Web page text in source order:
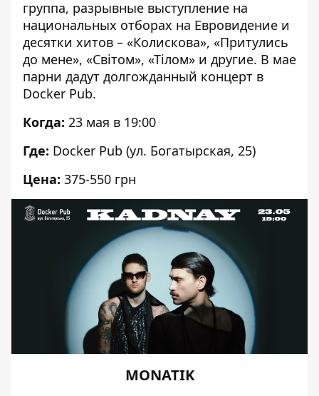
группа, разрывные выступление на
национальных отборах на Евровидение и
десятки хитов – «Колискова», «Притулись
до мене», «Світом», «Тілом» и другие. В мае
парни дадут долгожданный концерт в
Docker Pub.
Когда: 23 мая в 19:00
Где: Docker Pub (ул. Богатырская, 25)
Цена: 375-550 грн
MONATIK